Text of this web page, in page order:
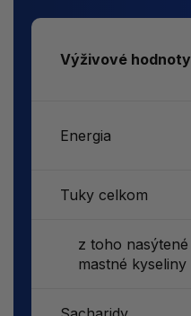
Výživové hodnoty
Energia
Tuky celkom
z toho nasýtené
mastné kyseliny